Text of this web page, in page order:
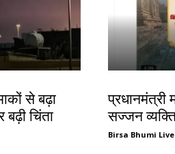
से बढ़ा
चिंता
प्रधानमंत्री
सज्जन
Birsa Bhumi Live